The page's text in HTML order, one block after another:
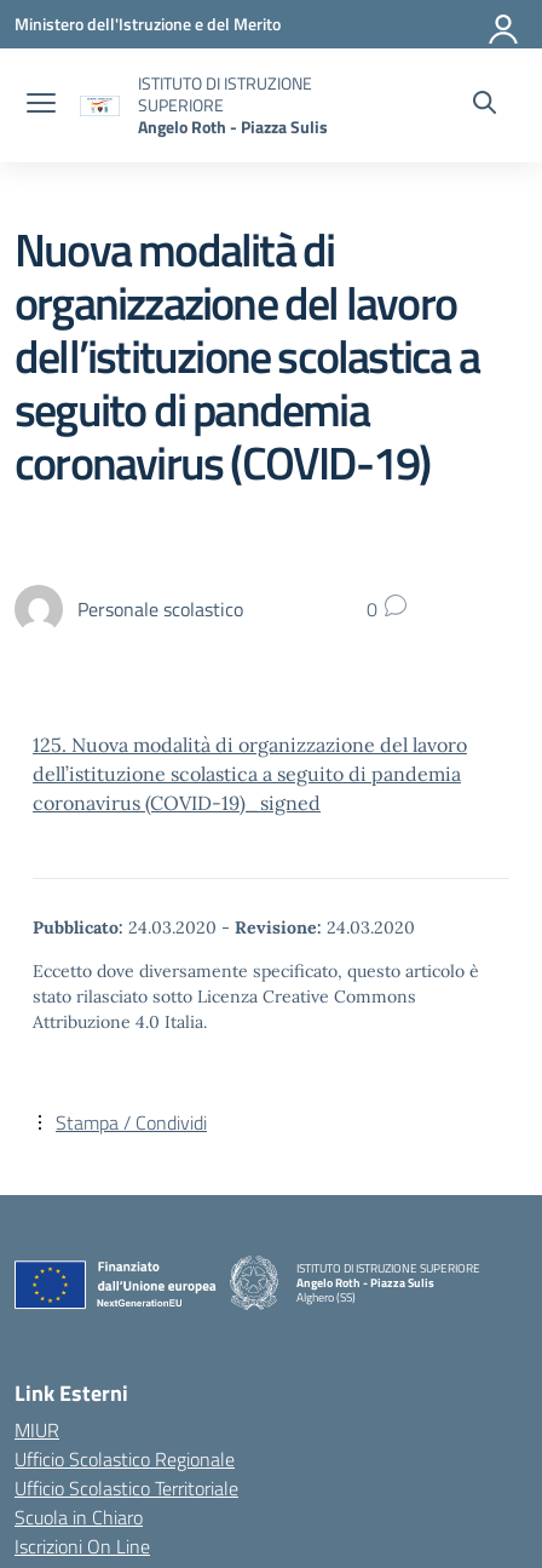
Vai ai contenuti
Vai al menu di navigazione
Vai al footer
Ministero dell'Istruzione e del Merito
ISTITUTO DI ISTRUZIONE
SUPERIORE
Angelo Roth - Piazza Sulis
Nuova modalità di
organizzazione del lavoro
dell’istituzione scolastica a
seguito di pandemia
coronavirus (COVID-19)
Personale scolastico 0
125. Nuova modalità di organizzazione del lavoro
dell’istituzione scolastica a seguito di pandemia
coronavirus (COVID-19)_signed
Pubblicato: 24.03.2020 - Revisione: 24.03.2020
Eccetto dove diversamente specificato, questo articolo è
stato rilasciato sotto Licenza Creative Commons
Attribuzione 4.0 Italia.
Stampa / Condividi
ISTITUTO DI ISTRUZIONE SUPERIORE
Angelo Roth - Piazza Sulis
Alghero (SS)
— Visita la pagina iniziale della scuola
Link Esterni
MIUR
Ufficio Scolastico Regionale
Ufficio Scolastico Territoriale
Scuola in Chiaro
Iscrizioni On Line